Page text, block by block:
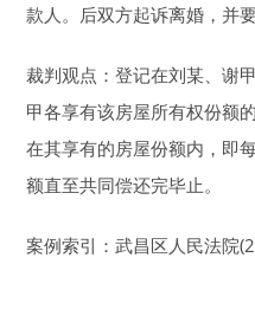
款人。后双方起诉离婚，并
裁判观点：登记在刘某、谢
甲各享有该房屋所有权份额
在其享有的房屋份额内，即
额直至共同偿还完毕止。
案例索引：武昌区人民法院